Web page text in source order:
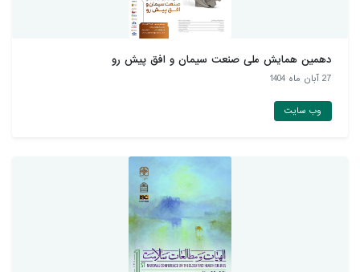
دهمین همايش ملی صنعت سيمان و افق پيش رو
27 آبان ماه 1404
وب سایت